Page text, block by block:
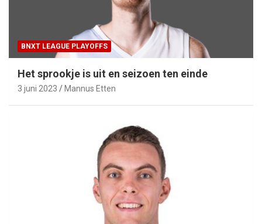
BNXT LEAGUE PLAYOFFS
Het sprookje is uit en seizoen ten einde
3 juni 2023 Mannus Etten